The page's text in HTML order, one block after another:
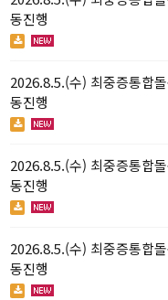
동진행
2026.8.5.(수) 최중증통합
동진행
2026.8.5.(수) 최중증통합
동진행
2026.8.5.(수) 최중증통합
동진행